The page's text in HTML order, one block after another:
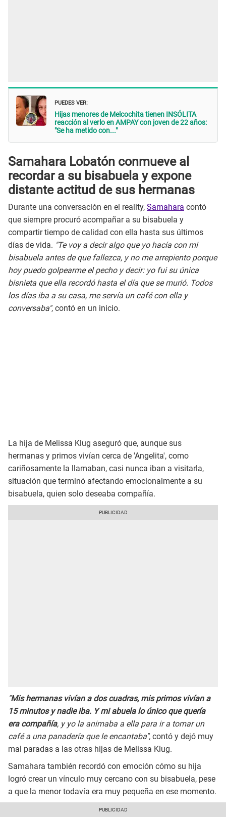
PUEDES VER:
Hijas menores de Melcochita tienen INSÓLITA
reacción al verlo en AMPAY con joven de 22 años:
"Se ha metido con..."
Samahara Lobatón conmueve al
recordar a su bisabuela y expone
distante actitud de sus hermanas
Durante una conversación en el reality, Samahara contó
que siempre procuró acompañar a su bisabuela y
compartir tiempo de calidad con ella hasta sus últimos
días de vida. "Te voy a decir algo que yo hacía con mi
bisabuela antes de que fallezca, y no me arrepiento porque
hoy puedo golpearme el pecho y decir: yo fui su única
bisnieta que ella recordó hasta el día que se murió. Todos
los días iba a su casa, me servía un café con ella y
conversaba", contó en un inicio.
La hija de Melissa Klug aseguró que, aunque sus
hermanas y primos vivían cerca de 'Angelita', como
cariñosamente la llamaban, casi nunca iban a visitarla,
situación que terminó afectando emocionalmente a su
bisabuela, quien solo deseaba compañía.
"Mis hermanas vivían a dos cuadras, mis primos vivían a
15 minutos y nadie iba. Y mi abuela lo único que quería
era compañía, y yo la animaba a ella para ir a tomar un
café a una panadería que le encantaba", contó y dejó muy
mal paradas a las otras hijas de Melissa Klug.
Samahara también recordó con emoción cómo su hija
logró crear un vínculo muy cercano con su bisabuela, pese
a que la menor todavía era muy pequeña en ese momento.